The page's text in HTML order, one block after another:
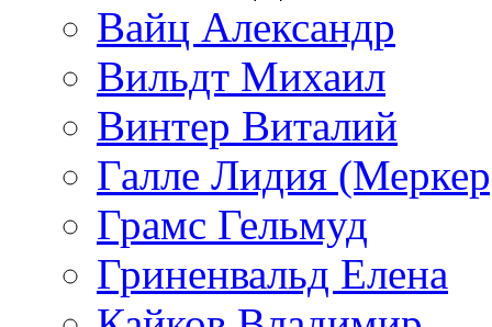
Вайц Александр
Вильдт Михаил
Винтер Виталий
Галле Лидия
Грамс Гельмуд
Гриненвальд Елена